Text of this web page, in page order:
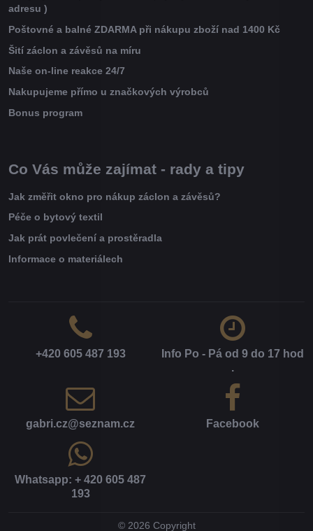
adresu )
Poštovné a balné ZDARMA při nákupu zboží nad 1400 Kč
Šití záclon a závěsů na míru
Naše on-line reakce 24/7
Nakupujeme přímo u značkových výrobců
Bonus program
Co Vás může zajímat - rady a tipy
Jak změřit okno pro nákup záclon a závěsů?
Péče o bytový textil
Jak prát povlečení a prostěradla
Informace o materiálech
+420 605 487 193
Info Po - Pá od 9 do 17 hod​
.
gabri​.cz​@seznam​.cz Facebook
Whatsapp: + 420 605 487
193
© 2026 Copyright